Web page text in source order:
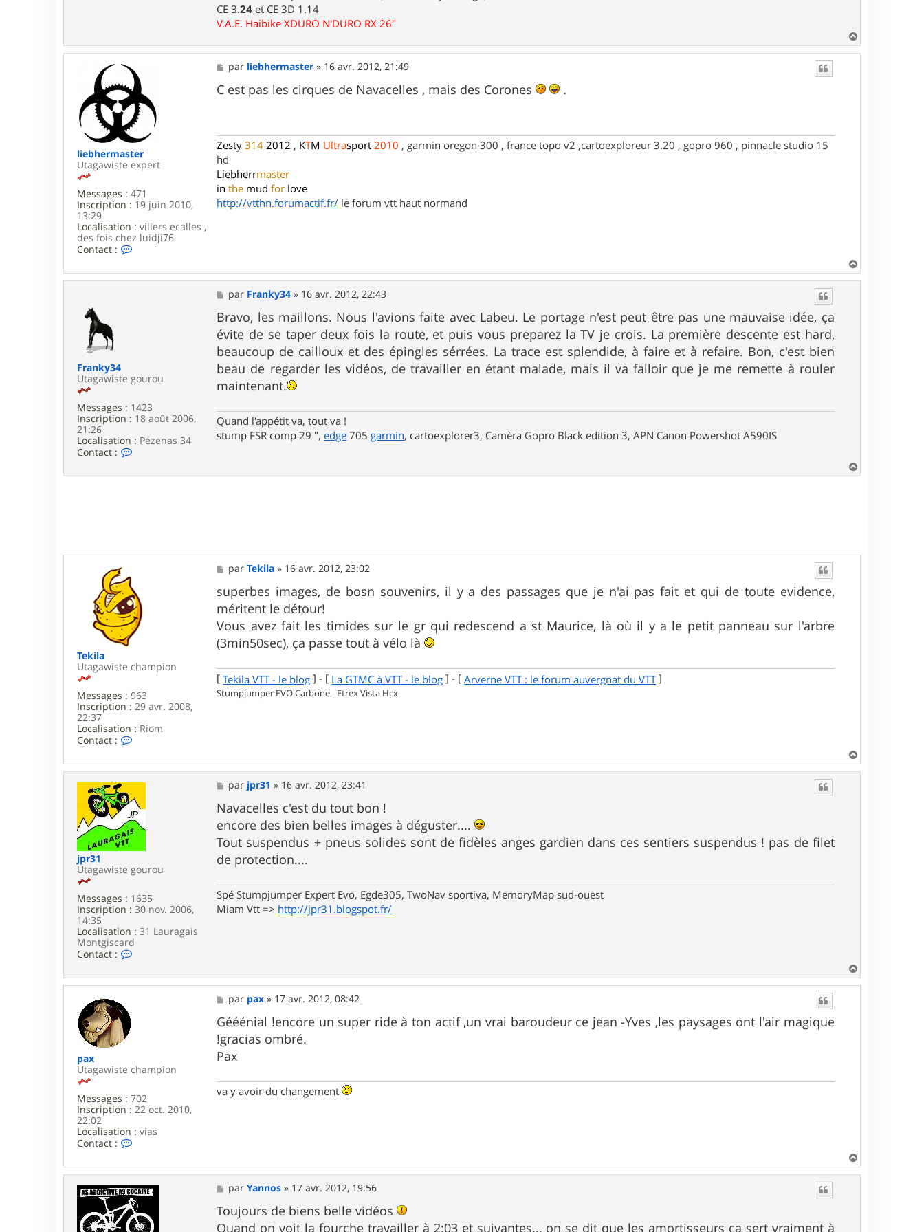
r
u
i
j
i
6
CE 3.24 et CE 3D 1.14
V.A.E. Haibike XDURO N'DURO RX 26"
a
u
liebhermaster
Utagawiste expert
Messages : 471
Inscription : 19 juin 2010,
13:29
Localisation : villers ecalles ,
des fois chez luidji76
Contact :
t
b
e
r
m
s
r
M
e
s
s
par liebhermaster » 16 avr. 2012, 21:49
C est pas les cirques de Navacelles , mais des Corones .
Zesty 314 2012 , KTM Ultrasport 2010 , garmin oregon 300 , france topo v2 ,cartoexploreur 3.20 , gopro 960 , pinnacle studio 15
hd
Liebherrmaster
in the mud for love
http://vtthn.forumactif.fr/ le forum vtt haut normand
a
Franky34
Utagawiste gourou
Messages : 1423
Inscription : 18 août 2006,
21:26
Localisation : Pézenas 34
Contact :
k
y
3
4
M
e
s
s
a
g
e
par Franky34 » 16 avr. 2012, 22:43
Bravo, les maillons. Nous l'avions faite avec Labeu. Le portage n'est peut être pas une mauvaise idée, ça
évite de se taper deux fois la route, et puis vous preparez la TV je crois. La première descente est hard,
beaucoup de cailloux et des épingles sérrées. La trace est splendide, à faire et à refaire. Bon, c'est bien
beau de regarder les vidéos, de travailler en étant malade, mais il va falloir que je me remette à rouler
maintenant.
Quand l'appétit va, tout va !
stump FSR comp 29 ",edge 705 garmin, cartoexplorer3, Camèra Gopro Black edition 3, APN Canon Powershot A590IS
a
Tekila
Utagawiste champion
Messages : 963
Inscription : 29 avr. 2008,
22:37
Localisation : Riom
Contact :
t
a
c
t
e
r
T
e
i
a
M
e
s
s
a
g
e
parTekila » 16 avr. 2012, 23:02
superbes images, de bosn souvenirs, il y a des passages que je n'ai pas fait et qui de toute evidence,
méritent le détour!
Vous avez fait les timides sur le gr qui redescend a st Maurice, là où il y a le petit panneau sur l'arbre
(3min50sec), ça passe tout à vélo là
[Tekila VTT - le blog ] - [ La GTMC à VTT - le blog ] - [ Arverne VTT : le forum auvergnat du VTT ]
Stumpjumper EVO Carbone - Etrex Vista Hcx
a
jpr31
Utagawiste gourou
Messages : 1635
Inscription : 30 nov. 2006,
14:35
Localisation : 31 Lauragais
Montgiscard
Contact :
t
r
1
M
e
s
s
a
g
e
par jpr31 » 16 avr. 2012, 23:41
Navacelles c'est du tout bon !
encore des bien belles images à déguster....
Tout suspendus + pneus solides sont de fidèles anges gardien dans ces sentiers suspendus ! pas de filet
de protection....
Spé Stumpjumper Expert Evo, Egde305, TwoNav sportiva, MemoryMap sud-ouest
Miam Vtt => http://jpr31.blogspot.fr/
a
u
pax
Utagawiste champion
Messages : 702
Inscription : 22 oct. 2010,
22:02
Localisation : vias
Contact :
t
a
c
t
e
r
M
e
s
s
a
g
e
par pax » 17 avr. 2012, 08:42
Gééénial !encore un super ride à ton actif ,un vrai baroudeur ce jean -Yves ,les paysages ont l'air magique
!gracias ombré.
Pax
va y avoir du changement
a
M
e
s
s
parYannos » 17 avr. 2012, 19:56
Toujours de biens belle vidéos
Quand on voit la fourche travailler à 2:03 et suivantes... on se dit que les amortisseurs ça sert vraiment à